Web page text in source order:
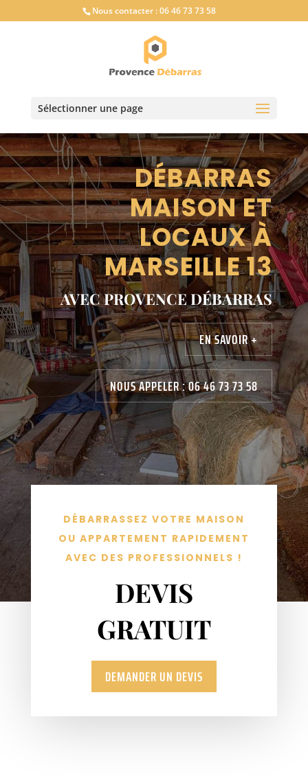
Nous contacter :06 46 73 73 58
Sélectionner une page
DÉBARRAS
MAISON ET
LOCAUX À
MARSEILLE 13
AVEC PROVENCE DÉBARRAS
EN SAVOIR +
NOUS APPELER : 06 46 73 73 58
DÉBARRASSEZ VOTRE MAISON
OU APPARTEMENT RAPIDEMENT
AVEC DES PROFESSIONNELS !
DEVIS
GRATUIT
DEMANDER UN DEVIS